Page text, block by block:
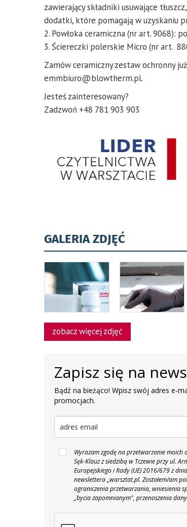
zawierający składniki usuwające
dodatki, które pomagają w uzyskaniu
2. Powłoka ceramiczna (nr art. 9068):
3. Ściereczki polerskie Micro (nr art.
Zamów ceramiczny zestaw ochronny
emmbiuro@blowtherm.pl.
Jesteś zainteresowany?
Zadzwoń +48 781 903 903
GALERIA ZDJĘĆ
zobacz więcej zdjęć
Zapisz się na
Bądź na bieżąco! Wpisz swój adres e-
promocjach.
Wyrażam zgodę na przetwarzanie moich
Sęk-Klauz z siedzibą w Tczewie przy ul.
Europejskiego i Rady (UE) 2016/679 z
newslettera „warsztat.pl. Zostałem/am
ograniczenia przetwarzania, wniesienia
„bycia zapomnianym", przenoszenia